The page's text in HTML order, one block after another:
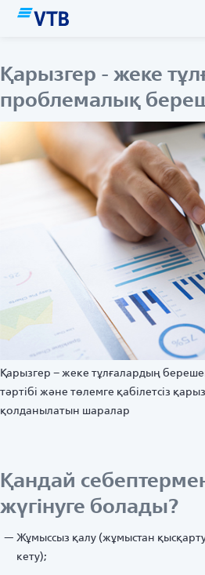
Қарызгер - жеке
проблемалық
Қарызгер – жеке тұлғалардың
тәртібі және төлемге қабілетсіз
қолданылатын шаралар
Қандай
жүгінуге болады?
Жұмыссыз қалу (жұмыстан
кету);